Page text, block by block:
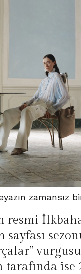
resmi
sayfası
tarafında ise